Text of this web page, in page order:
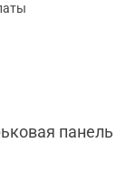
панель